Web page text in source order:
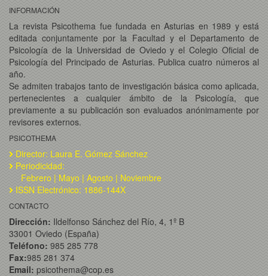
INFORMACIÓN
La revista Psicothema fue fundada en Asturias en 1989 y está
editada conjuntamente por la Facultad y el Departamento de
Psicología de la Universidad de Oviedo y el Colegio Oficial de
Psicología del Principado de Asturias. Publica cuatro números al
año.
Se admiten trabajos tanto de investigación básica como aplicada,
pertenecientes a cualquier ámbito de la Psicología, que
previamente a su publicación son evaluados anónimamente por
revisores externos.
PSICOTHEMA
Director: Laura E. Gómez Sánchez
Periodicidad:
Febrero | Mayo | Agosto | Noviembre
ISSN Electrónico: 1886-144X
CONTACTO
Dirección: Ildelfonso Sánchez del Río, 4, 1º B
33001 Oviedo (España)
Teléfono: 985 285 778
Fax:985 281 374
Email: psicothema@cop.es